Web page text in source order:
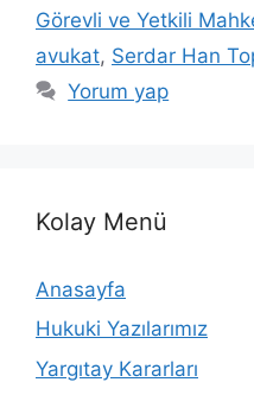
Görevli ve Yetkili
avukat, Serdar Han
Yorum yap
Kolay Menü
Anasayfa
Hukuki Yazılarımız
Yargıtay Kararları